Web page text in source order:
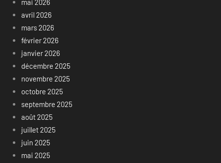
mai 2026
avril 2026
mars 2026
février 2026
janvier 2026
décembre 2025
novembre 2025
octobre 2025
septembre 2025
août 2025
juillet 2025
juin 2025
mai 2025